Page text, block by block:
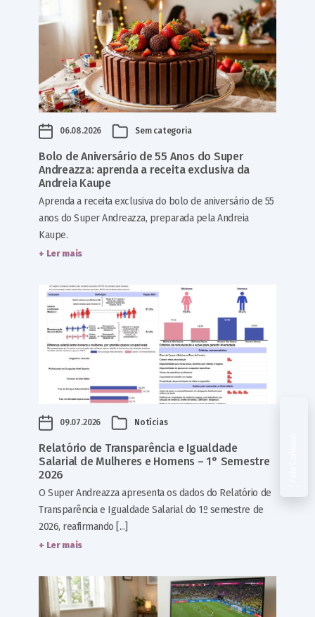
06.08.2026 Sem categoria
Bolo de Aniversário de 55 Anos do Super
Andreazza: aprenda a receita exclusiva da
Andreia Kaupe
Aprenda a receita exclusiva do bolo de aniversário de 55
anos do Super Andreazza, preparada pela Andreia
Kaupe.
+ Ler mais
09.07.2026 Notícias
Relatório de Transparência e Igualdade
Salarial de Mulheres e Homens – 1° Semestre
2026
O Super Andreazza apresenta os dados do Relatório de
Transparência e Igualdade Salarial do 1º semestre de
2026, reafirmando [...]
+ Ler mais